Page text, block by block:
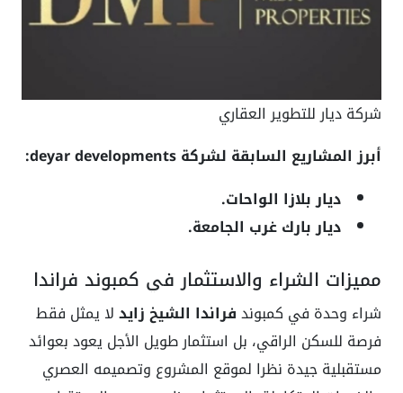
شركة ديار للتطوير العقاري
أبرز المشاريع السابقة لشركة deyar developments:
ديار بلازا الواحات.
ديار بارك غرب الجامعة.
مميزات الشراء والاستثمار في كمبوند فراندا
شراء وحدة في كمبوندفراندا الشيخ زايدلا يمثل فقط
فرصة للسكن الراقي، بل استثمار طويل الأجل يعود بعوائد
مستقبلية جيدة نظرا لموقع المشروع وتصميمه العصري